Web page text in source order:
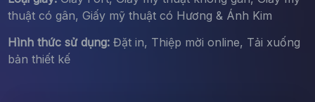
thuật có gân, Giấy mỹ thuật có Hương & Ánh Kim
Hình thức sử dụng:Đặt in, Thiệp mời online, Tải xuống
bản thiết kế